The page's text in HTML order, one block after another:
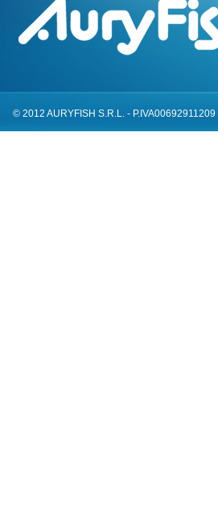
© 2012 AURYFISH S.R.L. - P.IVA00692911209 |